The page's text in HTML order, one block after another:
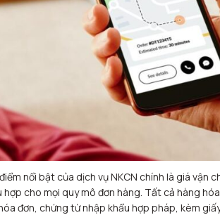
nổi bật của dịch vụ NKCN chính là giá vận
hợp cho mọi quy mô đơn hàng. Tất cả hàng
đơn, chứng từ nhập khẩu hợp pháp, kèm